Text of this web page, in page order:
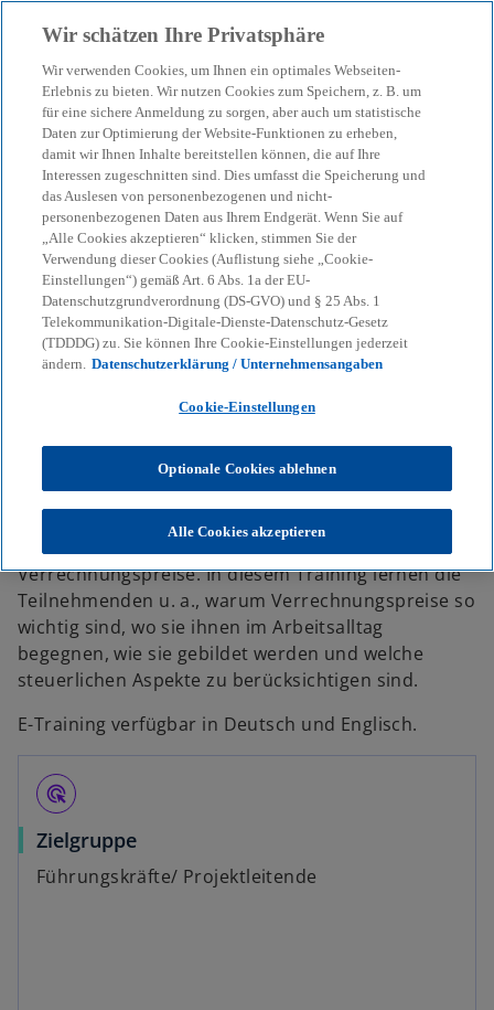
menu search
Verrechnungspreise:
Basiswissen
Wie Gewinne verbundener Unternehmen
angemessen verteilt werden
KPMG Dienstleistungen
Tax
Virtuelles Lernen, das Spaß macht
Steuerlich verbundene Unternehmen müssen bei
der Gestaltung ihrer Geschäftsbeziehungen den
Grundsatz der „Fremdüblichkeit“ beachten, sich
also so verhalten wie gegenüber fremden Dritten.
Ein wichtiges Kriterium dabei sind die
Verrechnungspreise. In diesem Training lernen die
Teilnehmenden u. a., warum Verrechnungspreise so
wichtig sind, wo sie ihnen im Arbeitsalltag
begegnen, wie sie gebildet werden und welche
steuerlichen Aspekte zu berücksichtigen sind.
E-Training verfügbar in Deutsch und Englisch.
ads_click
Zielgruppe
Führungskräfte/ Projektleitende
Wir schätzen Ihre Privatsphäre
Wir verwenden Cookies, um Ihnen ein optimales Webseiten-
Erlebnis zu bieten. Wir nutzen Cookies zum Speichern, z. B. um
für eine sichere Anmeldung zu sorgen, aber auch um statistische
Daten zur Optimierung der Website-Funktionen zu erheben,
damit wir Ihnen Inhalte bereitstellen können, die auf Ihre
Interessen zugeschnitten sind. Dies umfasst die Speicherung und
das Auslesen von personenbezogenen und nicht-
personenbezogenen Daten aus Ihrem Endgerät. Wenn Sie auf
„Alle Cookies akzeptieren“ klicken, stimmen Sie der
Verwendung dieser Cookies (Auflistung siehe „Cookie-
Einstellungen“) gemäß Art. 6 Abs. 1a der EU-
Datenschutzgrundverordnung (DS-GVO) und § 25 Abs. 1
Telekommunikation-Digitale-Dienste-Datenschutz-Gesetz
(TDDDG) zu. Sie können Ihre Cookie-Einstellungen jederzeit
ändern. Datenschutzerklärung / Unternehmensangaben
Cookie-Einstellungen
Optionale Cookies ablehnen
Alle Cookies akzeptieren